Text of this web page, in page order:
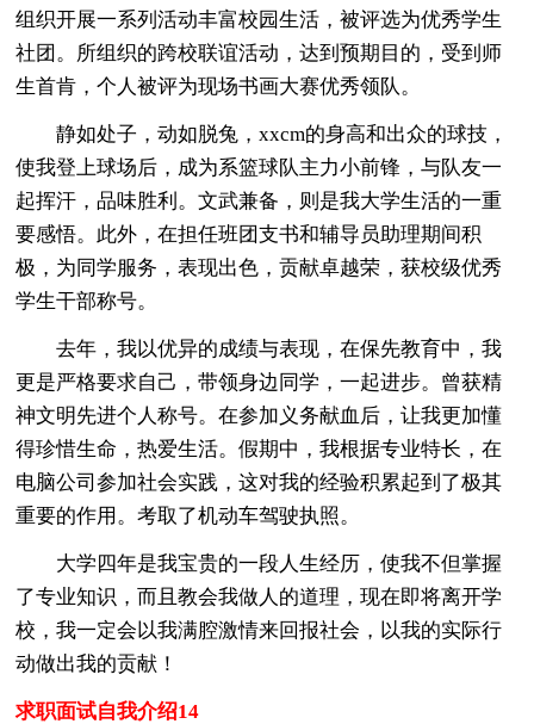
组织开展一系列活动丰富校园生活，被评选为优秀学生
社团。所组织的跨校联谊活动，达到预期目的，受到师
生首肯，个人被评为现场书画大赛优秀领队。
静如处子，动如脱兔，xxcm的身高和出众的球技，
使我登上球场后，成为系篮球队主力小前锋，与队友一
起挥汗，品味胜利。文武兼备，则是我大学生活的一重
要感悟。此外，在担任班团支书和辅导员助理期间积
极，为同学服务，表现出色，贡献卓越荣，获校级优秀
学生干部称号。
去年，我以优异的成绩与表现，在保先教育中，我
更是严格要求自己，带领身边同学，一起进步。曾获精
神文明先进个人称号。在参加义务献血后，让我更加懂
得珍惜生命，热爱生活。假期中，我根据专业特长，在
电脑公司参加社会实践，这对我的经验积累起到了极其
重要的作用。考取了机动车驾驶执照。
大学四年是我宝贵的一段人生经历，使我不但掌握
了专业知识，而且教会我做人的道理，现在即将离开学
校，我一定会以我满腔激情来回报社会，以我的实际行
动做出我的贡献！
求职面试自我介绍14